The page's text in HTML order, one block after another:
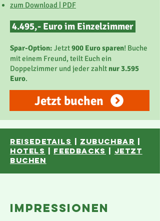
zum Download | PDF
4.495,- Euro im Einzelzimmer
Spar-Option: Jetzt900 Euro sparen! Buche
mit einem Freund, teilt Euch ein
Doppelzimmer und jeder zahlt nur 3.595
Euro.
Jetzt buchen
reisedetails | ZUBUCHBAR |
hotels | feedbacks | JETZT
BUCHEN
impressionen